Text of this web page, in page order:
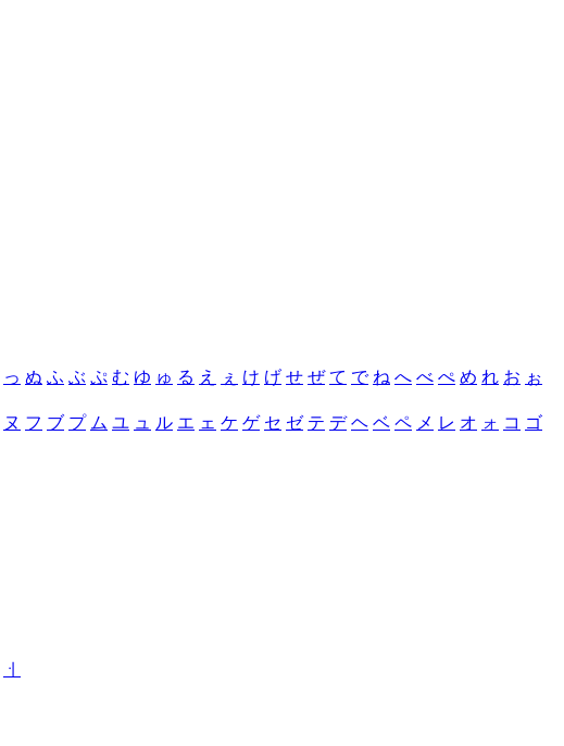
っ ぬ ふ ぶ ぷ む ゆ ゅ る え ぇ け げ せ ぜ て で ね へ べ ぺ め れ お ぉ
ヌ フ ブ プ ム ユ ュ ル エ ェ ケ ゲ セ ゼ テ デ ヘ ベ ペ メ レ オ ォ コ ゴ
ㆎ